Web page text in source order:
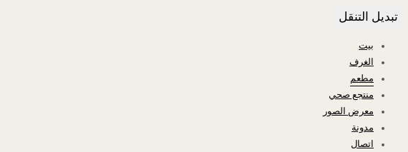
تبديل التنقل
بيت
الغرف
مطعم
منتجع صحي
معرض الصور
مدونة
اتصال